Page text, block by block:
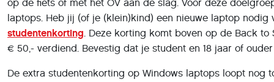
op de fiets of met het OV aan de slag. Voor deze
laptops. Heb jij (of je (klein)kind) een nieuwe laptop
studentenkorting. Deze korting komt boven op de Back
€ 50,- verdiend. Bevestig dat je student en 18 jaar of
De extra studentenkorting op Windows laptops loopt nog